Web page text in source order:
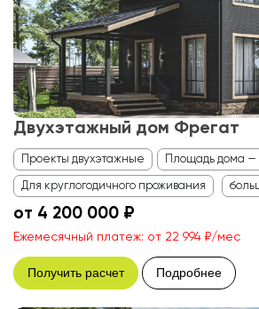
Двухэтажный дом Фрегат
Проекты двухэтажные Площадь дома —
Для круглогодичного проживания
от 4 200 000 ₽
Ежемесячный платеж: от 22 994 ₽/мес
Получить расчет Подробнее